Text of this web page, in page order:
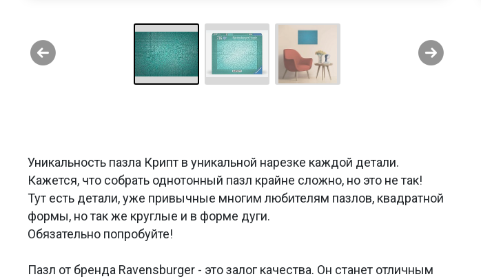
Уникальность пазла Крипт в уникальной нарезке каждой детали.
Кажется, что собрать однотонный пазл крайне сложно, но это не так!
Тут есть детали, уже привычные многим любителям пазлов, квадратной
формы, но так же круглые и в форме дуги.
Обязательно попробуйте!
Пазл от бренда Ravensburger - это залог качества. Он станет отличным